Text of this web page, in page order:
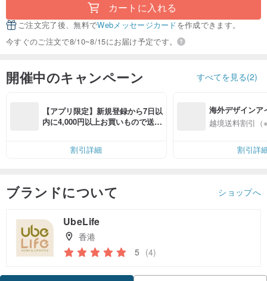
カートに入れる
ご注文完了後、無料でWebメッセージカードを作成できます。
今すぐのご注文で8/10~8/15にお届け予定です。
開催中のキャンペーン すべてを見る(2)
【アプリ限定】新規登録から7日以
内に4,000円以上お買いもので送料
割引詳細
海外デザインア
入
越境送料割引（
割引詳
ブランドについて ショップへ
UbeLife
香港
5 (4)